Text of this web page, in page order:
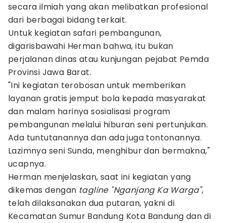
secara ilmiah yang akan melibatkan profesional
dari berbagai bidang terkait.
Untuk kegiatan safari pembangunan,
digarisbawahi Herman bahwa, itu bukan
perjalanan dinas atau kunjungan pejabat Pemda
Provinsi Jawa Barat.
"Ini kegiatan terobosan untuk memberikan
layanan gratis jemput bola kepada masyarakat
dan malam harinya sosialisasi program
pembangunan melalui hiburan seni pertunjukan.
Ada tuntutanannya dan ada juga tontonannya.
Lazimnya seni Sunda, menghibur dan bermakna,"
ucapnya.
Herman menjelaskan, saat ini kegiatan yang
dikemas dengan tagline "Nganjang Ka Warga",
telah dilaksanakan dua putaran, yakni di
Kecamatan Sumur Bandung Kota Bandung dan di